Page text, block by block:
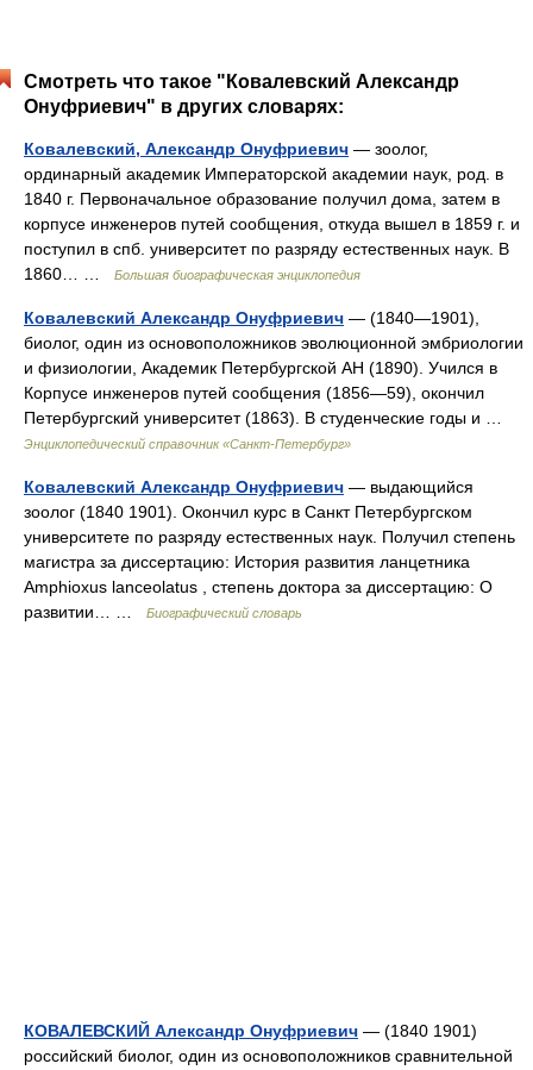
Смотреть что такое "Ковалевский Александр
Онуфриевич" в других словарях:
Ковалевский, Александр Онуфриевич — зоолог,
ординарный академик Императорской академии наук, род. в
1840 г. Первоначальное образование получил дома, затем в
корпусе инженеров путей сообщения, откуда вышел в 1859 г. и
поступил в спб. университет по разряду естественных наук. В
1860… …
Большая биографическая энциклопедия
Ковалевский Александр Онуфриевич — (1840—1901),
биолог, один из основоположников эволюционной эмбриологии
и физиологии, Академик Петербургской АН (1890). Учился в
Корпусе инженеров путей сообщения (1856—59), окончил
Петербургский университет (1863). В студенческие годы и …
Энциклопедический справочник «Санкт-Петербург»
Ковалевский Александр Онуфриевич — выдающийся
зоолог (1840 1901). Окончил курс в Санкт Петербургском
университете по разряду естественных наук. Получил степень
магистра за диссертацию: История развития ланцетника
Amphioxus lanceolatus , степень доктора за диссертацию: О
развитии… …
Биографический словарь
КОВАЛЕВСКИЙ Александр Онуфриевич — (1840 1901)
российский биолог, один из основоположников сравнительной